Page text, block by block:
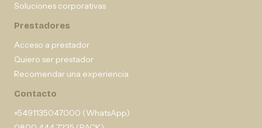
Soluciones corporativas
Prestadores
Acceso a prestador
Quiero ser prestador
Recomendar una experiencia
Contacto
+5491135047000 (WhatsApp)